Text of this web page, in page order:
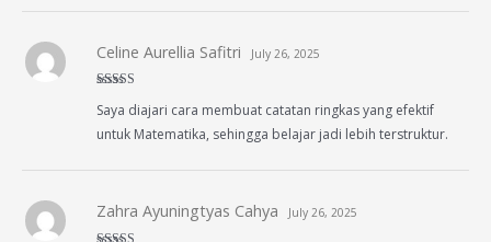
of 5
Celine Aurellia Safitri July 26, 2025
Saya diajari cara membuat catatan ringkas yang efektif
untuk Matematika, sehingga belajar jadi lebih terstruktur.
Zahra Ayuningtyas Cahya July 26, 2025